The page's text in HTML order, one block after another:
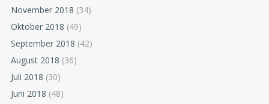
November 2018 (34)
Oktober 2018 (49)
September 2018 (42)
August 2018 (36)
Juli 2018 (30)
Juni 2018 (48)